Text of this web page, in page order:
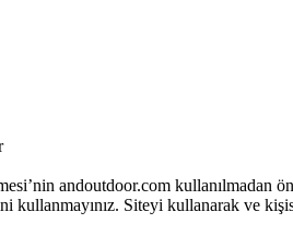
andoutdoor.com kullanılmadan
Siteyi kullanarak ve